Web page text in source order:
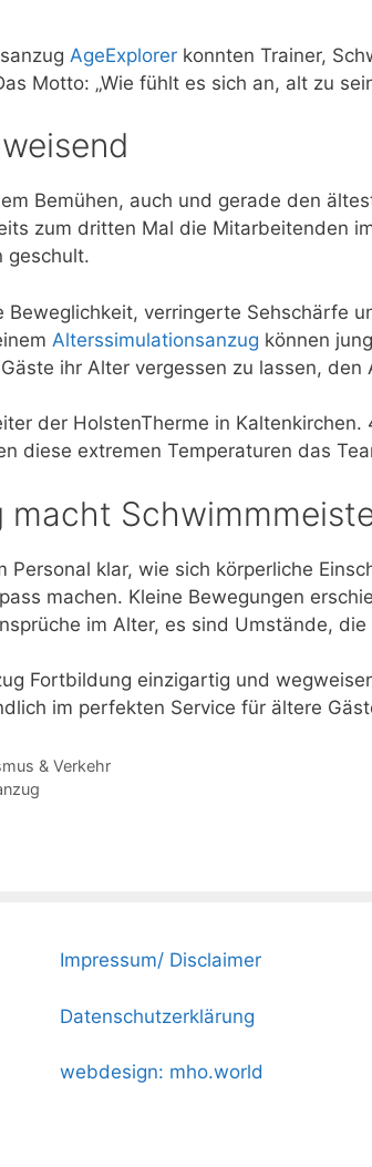
AgeExplorer konnten Trainer,
Motto: „Wie fühlt es sich an, alt zu
Bemühen, auch und gerade den
zum dritten Mal die Mitarbeitenden
geschult.
verringerte Sehschärfe
Alterssimulationsanzug können
ihr Alter vergessen zu lassen,
der HolstenTherme in
diese extremen Temperaturen das
klar, wie sich körperliche
machen. Kleine Bewegungen
im Alter, es sind Umstände,
Fortbildung einzigartig und
im perfekten Service für ältere
& Verkehr
Impressum/ Disclaimer
Datenschutzerklärung
webdesign: mho.world